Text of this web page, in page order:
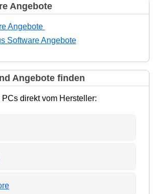
Angebote
Angebote
Software Angebote
Angebote finden
direkt vom Hersteller: